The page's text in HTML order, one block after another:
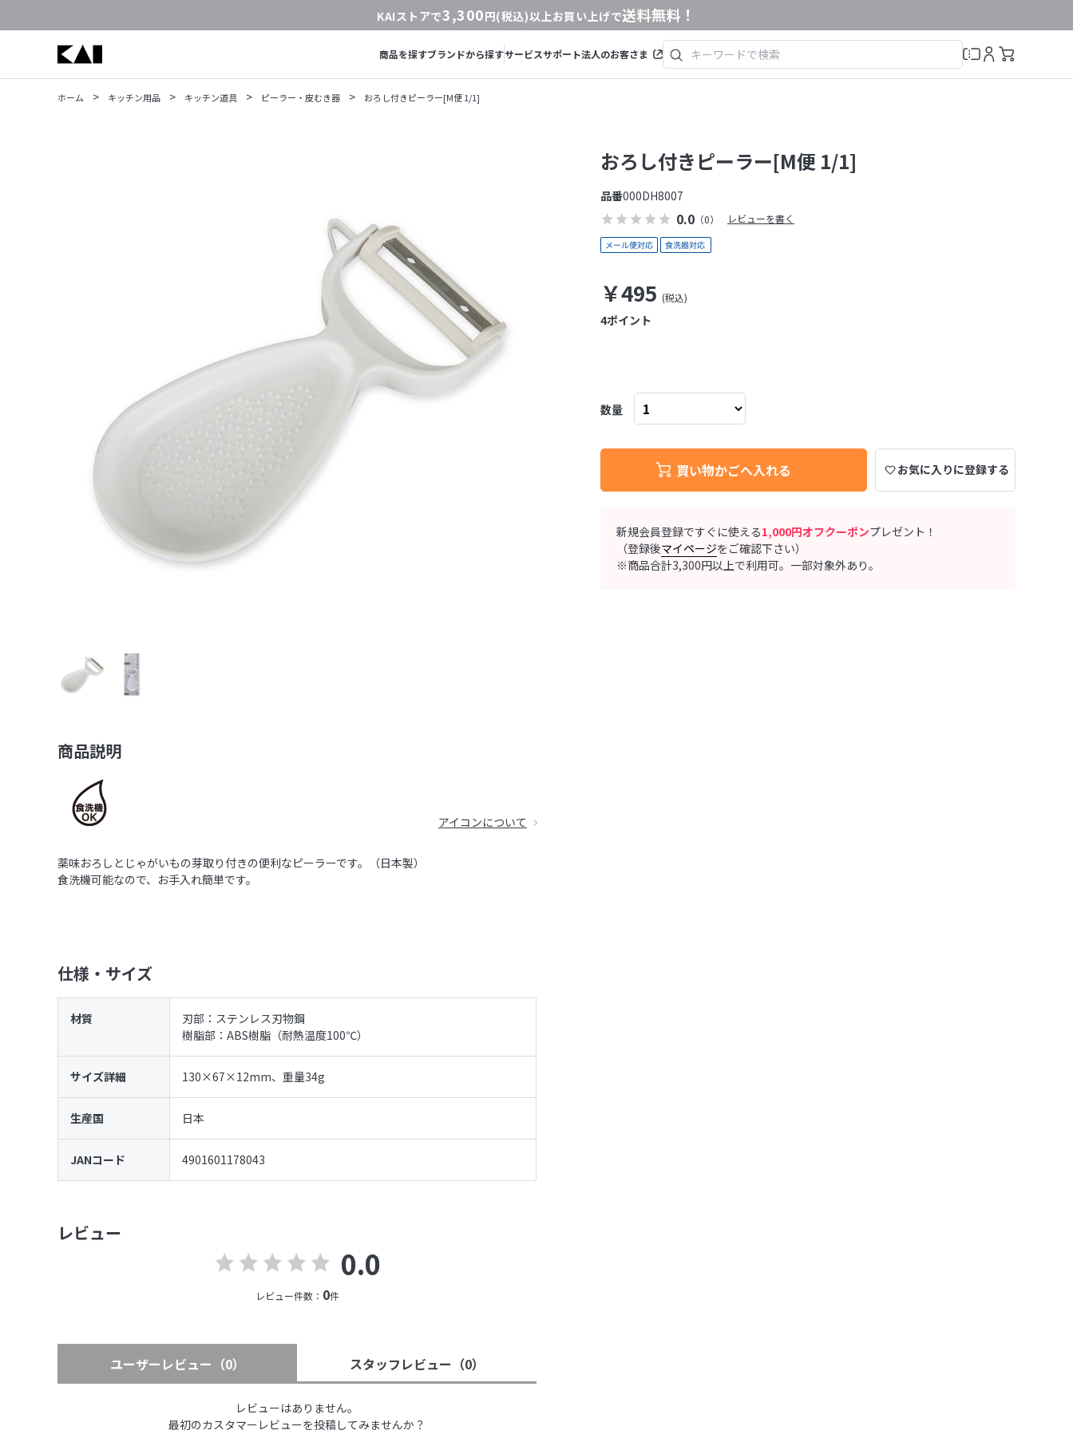
KAIストアで3,300円(税込)以上お買い上げで送料無料！
商品を探すブランドから探すサービスサポート法人のお客さま
ホーム > キッチン用品 > キッチン道具 > ピーラー・皮むき器 > おろし付きピーラー[M便 1/1]
商品説明
アイコンについて
薬味おろしとじゃがいもの芽取り付きの便利なピーラーです。（日本製）
食洗機可能なので、お手入れ簡単です。
仕様・サイズ
材質
刃部：ステンレス刃物鋼
樹脂部：ABS樹脂（耐熱温度100℃）
サイズ詳細 130×67×12mm、重量34g
生産国 日本
JANコード 4901601178043
レビュー
0.0
レビュー件数： 0件
ユーザーレビュー （0） スタッフレビュー （0）
レビューはありません。
最初のカスタマーレビューを投稿してみませんか？
0.0 （0） レビューを書く
おろし付きピーラー[M便 1/1]
￥495
品番000DH8007
ポイント
4
数量
買い物かごへ入れる お気に入りに登録する
新規会員登録ですぐに使える1,000円オフクーポンプレゼント！
（登録後マイページをご確認下さい）
※商品合計3,300円以上で利用可。一部対象外あり。